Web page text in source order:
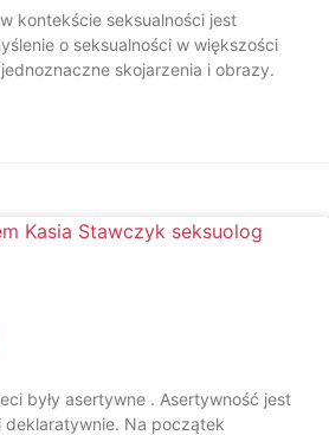
kontekście seksualności jest
o seksualności w większości
skojarzenia i obrazy.
były asertywne . Asertywność jest
deklaratywnie. Na początek